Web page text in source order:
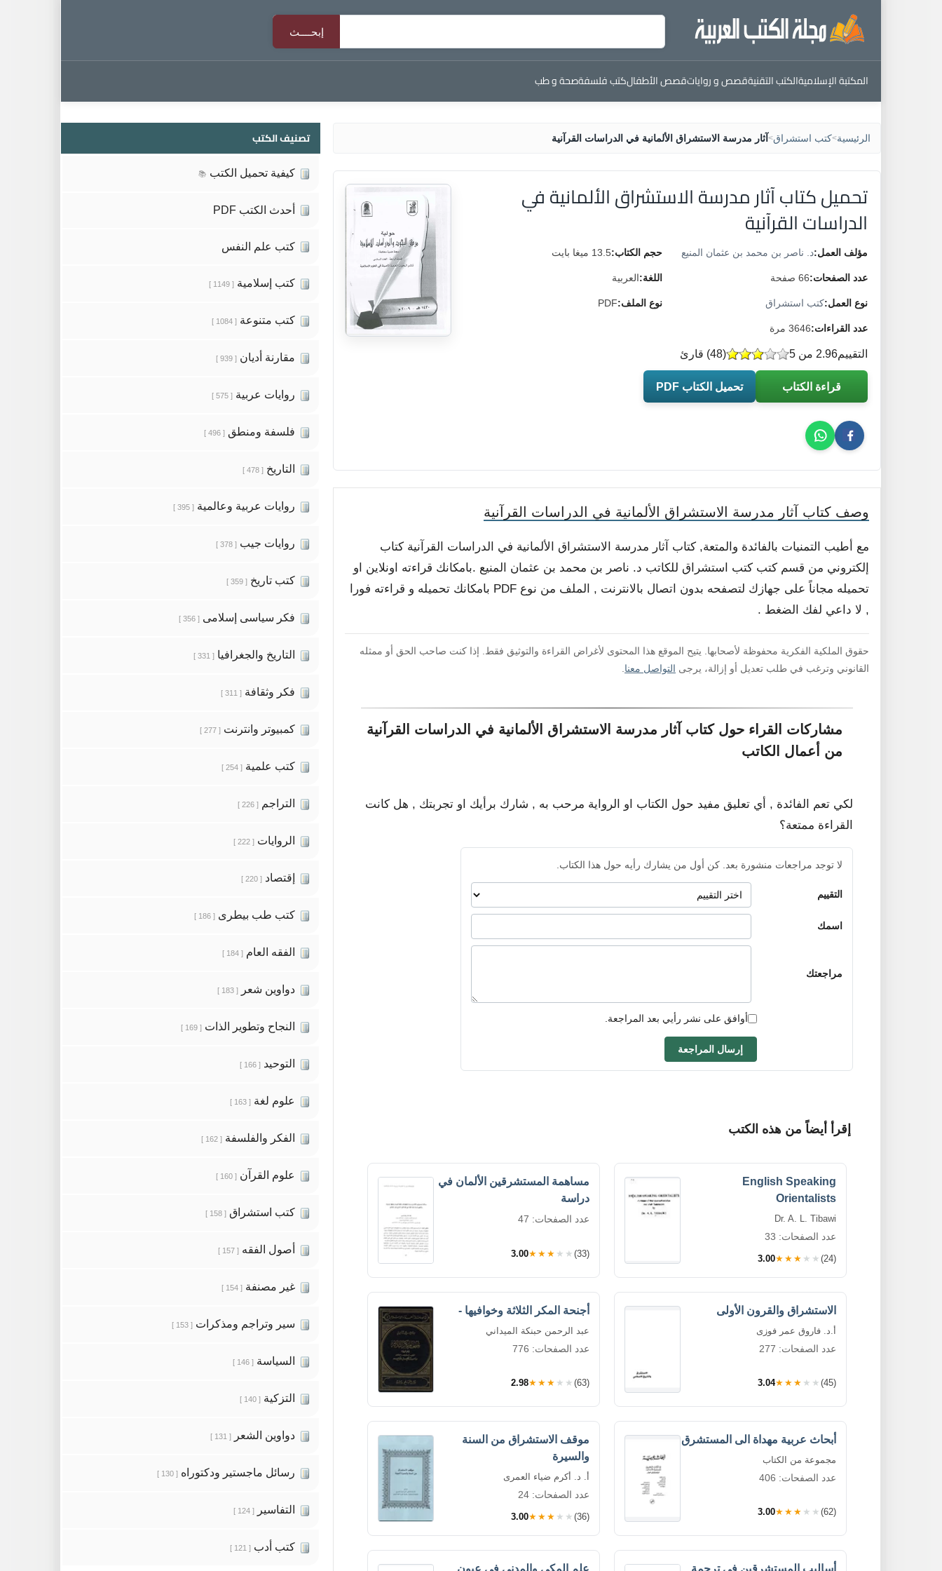
المكتبة الإسلاميةالكتب التقنيةقصص و رواياتقصص الأطفالكتب فلسفةصحة و طب
الرئيسية>كتب استشراق> آثار مدرسة الاستشراق الألمانية في الدراسات القرآنية
تحميل كتاب آثار مدرسة الاستشراق الألمانية في
الدراسات القرآنية
مؤلف العمل:د. ناصر بن محمد بن عثمان المنيع حجم الكتاب:13.5 ميغا بايت
عدد الصفحات:66 صفحة اللغة:العربية
نوع العمل:كتب استشراق نوع الملف:PDF
عدد القراءات:3646 مرة
التقييم (
48) قارئ 2.96 من 5
قراءة الكتاب تحميل الكتاب PDF
وصف كتاب آثار مدرسة الاستشراق الألمانية في الدراسات القرآنية
مع أطيب التمنيات بالفائدة والمتعة, كتاب آثار مدرسة الاستشراق الألمانية في الدراسات القرآنية كتاب
إلكتروني من قسم كتب كتب استشراق للكاتب د. ناصر بن محمد بن عثمان المنيع .بامكانك قراءته اونلاين او
تحميله مجاناً على جهازك لتصفحه بدون اتصال بالانترنت , الملف من نوع PDF بامكانك تحميله و قراءته فورا
, لا داعي لفك الضغط .
حقوق الملكية الفكرية محفوظة لأصحابها. يتيح الموقع هذا المحتوى لأغراض القراءة والتوثيق فقط. إذا كنت صاحب الحق أو ممثله
القانوني وترغب في طلب تعديل أو إزالة، يرجى التواصل معنا
مشاركات القراء حول كتاب آثار مدرسة الاستشراق الألمانية في الدراسات القرآنية
من أعمال الكاتب
لكي تعم الفائدة , أي تعليق مفيد حول الكتاب او الرواية مرحب به , شارك برأيك او تجربتك , هل كانت
القراءة ممتعة؟
لا توجد مراجعات منشورة بعد. كن أول من يشارك رأيه حول هذا الكتاب.
التقييم
اسمك
مراجعتك
أوافق على نشر رأيي بعد المراجعة.
إرسال المراجعة
إقرأ أيضاً من هذه الكتب
English Speaking
Orientalists
Dr. A. L. Tibawi
عدد الصفحات: 33
3.00★★★★★ (24)
مساهمة المستشرقين الألمان في
دراسة
عدد الصفحات: 47
3.00★★★★★ (33)
الاستشراق والقرون الأولى
أ.د. فاروق عمر فوزى
عدد الصفحات: 277
3.04★★★★★ (45)
أجنحة المكر الثلاثة وخوافيها -
عبد الرحمن حبنكة الميداني
عدد الصفحات: 776
2.98★★★★★ (63)
أبحاث عربية مهداة الى المستشرق
مجموعة من الكتاب
عدد الصفحات: 406
3.00★★★★★ (62)
موقف الاستشراق من السنة
والسيرة
أ. د. أكرم ضياء العمرى
عدد الصفحات: 24
3.00★★★★★ (36)
أساليب المستشرقين في ترجمة علم المكي والمدني في عيون
تصنيف الكتب
كيفية تحميل الكتب 📚
أحدث الكتب PDF
كتب علم النفس
كتب إسلامية [ 1149 ]
كتب متنوعة [ 1084 ]
مقارنة أديان [ 939 ]
روايات عربية [ 575 ]
فلسفة ومنطق [ 496 ]
التاريخ [ 478 ]
روايات عربية وعالمية [ 395 ]
روايات جيب [ 378 ]
كتب تاريخ [ 359 ]
فكر سياسى إسلامى [ 356 ]
التاريخ والجغرافيا [ 331 ]
فكر وثقافة [ 311 ]
كمبيوتر وانترنت [ 277 ]
كتب علمية [ 254 ]
التراجم [ 226 ]
الروايات [ 222 ]
إقتصاد [ 220 ]
كتب طب بيطرى [ 186 ]
الفقه العام [ 184 ]
دواوين شعر [ 183 ]
النجاح وتطوير الذات [ 169 ]
التوحيد [ 166 ]
علوم لغة [ 163 ]
الفكر والفلسفة [ 162 ]
علوم القرآن [ 160 ]
كتب استشراق [ 158 ]
أصول الفقه [ 157 ]
غير مصنفة [ 154 ]
سير وتراجم ومذكرات [ 153 ]
السياسة [ 146 ]
التزكية [ 140 ]
دواوين الشعر [ 131 ]
رسائل ماجستير ودكتوراه [ 130 ]
التفاسير [ 124 ]
كتب أدب [ 121 ]